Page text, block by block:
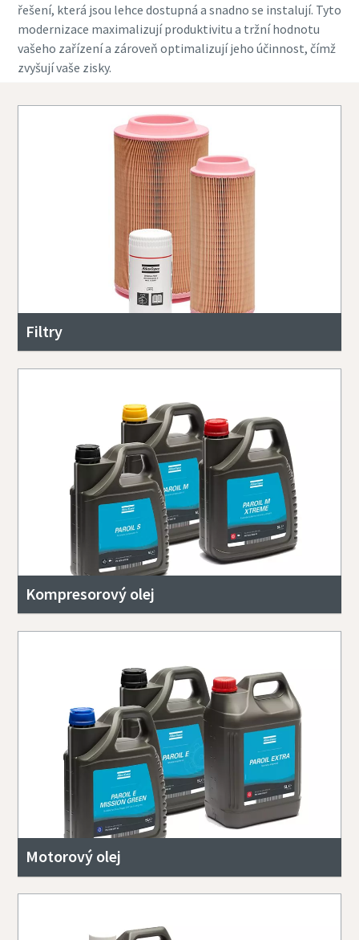
řešení, která jsou lehce dostupná a snadno se instalují. Tyto
modernizace maximalizují produktivitu a tržní hodnotu
vašeho zařízení a zároveň optimalizují jeho účinnost, čímž
zvyšují vaše zisky.
Filtry
Kompresorový olej
Motorový olej